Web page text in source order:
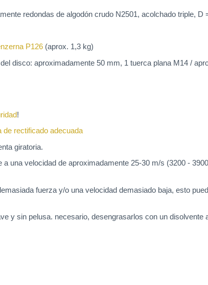
redondas de algodón crudo N2501, acolchado triple,
P126 (aprox. 1,3 kg)
disco: aproximadamente 50 mm, 1 tuerca plana M14 /
!
de rectificado adecuada
giratoria.
una velocidad de aproximadamente 25-30 m/s (3200 -
fuerza y/o una velocidad demasiado baja, esto
y sin pelusa. necesario, desengrasarlos con un disolvente